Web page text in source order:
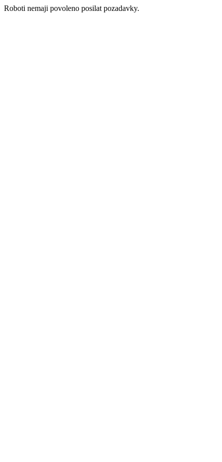
Roboti nemaji povoleno posilat pozadavky.